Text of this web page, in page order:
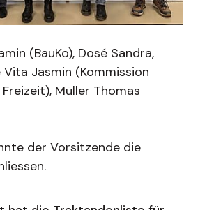
(BauKo), Dosé Sandra,
Vita Jasmin (Kommission
Müller Thomas
der Vorsitzende die